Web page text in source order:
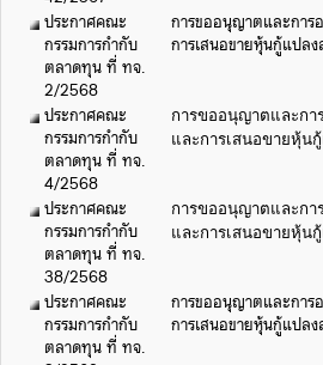
ประกาศคณะ
กรรมการกำกับ
ตลาดทุน ที่ ทจ.
2/2568
การขออนุญาตและการ
การเสนอขายหุ้นกู้แป
ประกาศคณะ
กรรมการกำกับ
ตลาดทุน ที่ ทจ.
4/2568
การขออนุญาตและก
และการเสนอขายหุ้น
ประกาศคณะ
กรรมการกำกับ
ตลาดทุน ที่ ทจ.
38/2568
การขออนุญาตและก
และการเสนอขายหุ้น
ประกาศคณะ
กรรมการกำกับ
ตลาดทุน ที่ ทจ.
การขออนุญาตและการ
การเสนอขายหุ้นกู้แป